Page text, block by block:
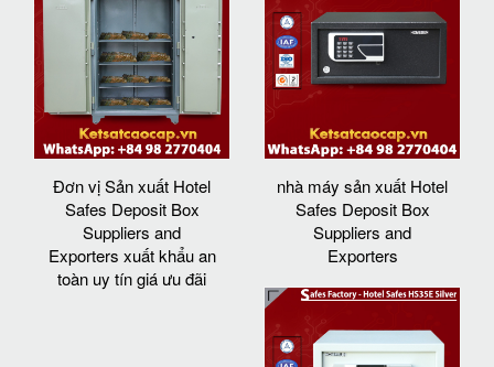
Đơn vị Sản xuất Hotel
Safes Deposit Box
Suppliers and
Exporters xuất khẩu an
toàn uy tín giá ưu đãi
nhà máy sản xuất Hotel
Safes Deposit Box
Suppliers and
Exporters